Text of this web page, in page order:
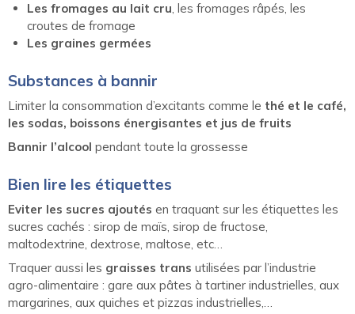
Les fromages au lait cru, les fromages râpés, les
croutes de fromage
Les graines germées
Substances à bannir
Limiter la consommation d’excitants comme le thé et le café,
les sodas, boissons énergisantes et jus de fruits
Bannir l’alcool pendant toute la grossesse
Bien lire les étiquettes
Eviter les sucres ajoutés en traquant sur les étiquettes les
sucres cachés : sirop de maïs, sirop de fructose,
maltodextrine, dextrose, maltose, etc…
Traquer aussi les graisses trans utilisées par l’industrie
agro-alimentaire : gare aux pâtes à tartiner industrielles, aux
margarines, aux quiches et pizzas industrielles,…